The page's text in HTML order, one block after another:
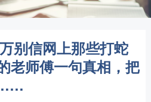
别信网上那些打蛇
老师傅一句真相，把
……